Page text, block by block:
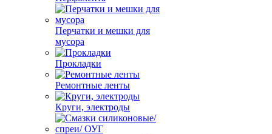
Перчатки и мешки для
мусора
Прокладки
Ремонтные ленты
Круги, электроды